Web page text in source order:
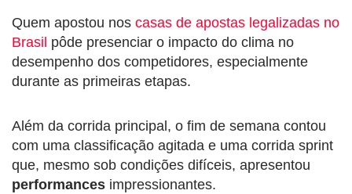
Quem apostou nos casas de apostas legalizadas no
Brasil pôde presenciar o impacto do clima no
desempenho dos competidores, especialmente
durante as primeiras etapas.
Além da corrida principal, o fim de semana contou
com uma classificação agitada e uma corrida sprint
que, mesmo sob condições difíceis, apresentou
performances impressionantes.